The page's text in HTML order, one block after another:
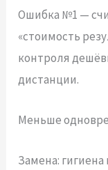
Ошибка №1 —
«стоимость
контроля
дистанции.
Меньше
Замена: